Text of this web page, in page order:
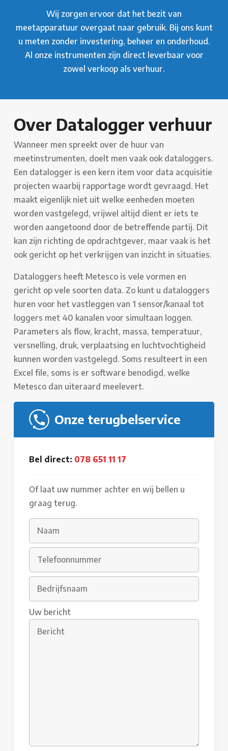
Wij zorgen ervoor dat het bezit van
meetapparatuur overgaat naar gebruik. Bij ons kunt
u meten zonder investering, beheer en onderhoud.
Al onze instrumenten zijn direct leverbaar voor
zowel verkoop als verhuur.
Over Datalogger verhuur
Wanneer men spreekt over de huur van
meetinstrumenten, doelt men vaak ook dataloggers.
Een datalogger is een kern item voor data acquisitie
projecten waarbij rapportage wordt gevraagd. Het
maakt eigenlijk niet uit welke eenheden moeten
worden vastgelegd, vrijwel altijd dient er iets te
worden aangetoond door de betreffende partij. Dit
kan zijn richting de opdrachtgever, maar vaak is het
ook gericht op het verkrijgen van inzicht in situaties.
Dataloggers heeft Metesco is vele vormen en
gericht op vele soorten data. Zo kunt u dataloggers
huren voor het vastleggen van 1 sensor/kanaal tot
loggers met 40 kanalen voor simultaan loggen.
Parameters als flow, kracht, massa, temperatuur,
versnelling, druk, verplaatsing en luchtvochtigheid
kunnen worden vastgelegd. Soms resulteert in een
Excel file, soms is er software benodigd, welke
Metesco dan uiteraard meelevert.
Onze terugbelservice
Bel direct: 078 651 11 17
Of laat uw nummer achter en wij bellen u
graag terug.
Uw bericht